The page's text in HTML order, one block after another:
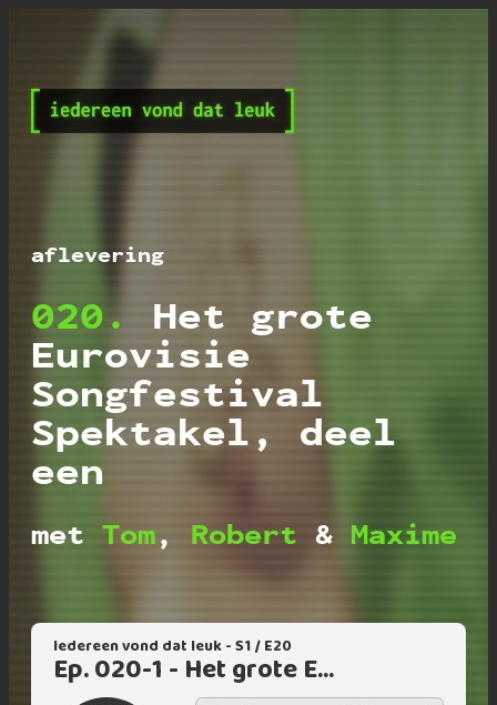
Iedereen vond dat
aflevering
020.
Het grote
Eurovisie
Songfestival
Spektakel, deel
een
met Tom, Robert & Maxime